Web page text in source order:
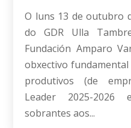
O luns 13 de outubro
do GDR Ulla
Fundación Amparo
obxectivo
produtivos (de
Leader 2025-
sobrantes aos...